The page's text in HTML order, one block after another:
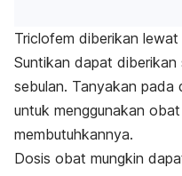
Triclofem diberikan
Suntikan dapat diberikan
sebulan. Tanyakan
untuk menggunakan
membutuhkannya.
Dosis obat mungkin